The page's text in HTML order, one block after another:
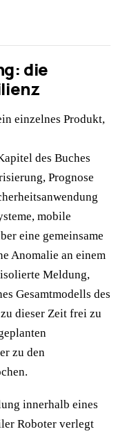
die
einzelnes Produkt,
des Buches
Prognose
mobile
eine gemeinsame
Anomalie an einem
Meldung,
Gesamtmodells des
dieser Zeit frei zu
zu den
innerhalb eines
Roboter verlegt